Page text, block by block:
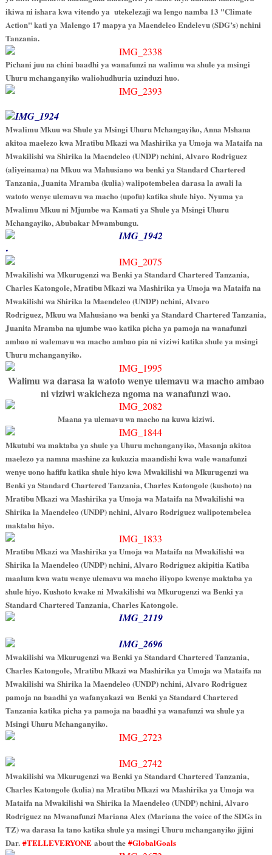
ikiwa ni ishara kwa vitendo ya utekelezaji wa lengo namba 13 "Climate
Action" kati ya Malengo 17 mapya ya Maendeleo Endelevu (SDG’s) nchini
Tanzania.
Pichani juu na chini baadhi ya wanafunzi na walimu wa shule ya msingi
Uhuru mchanganyiko waliohudhuria uzinduzi huo.
Mwalimu Mkuu wa Shule ya Msingi Uhuru Mchangayiko, Anna Mshana
akitoa maelezo kwa Mratibu Mkazi wa Mashirika ya Umoja wa Mataifa na
Mwakilishi wa Shirika la Maendeleo (UNDP) nchini, Alvaro Rodriguez
(aliyeinama) na Mkuu wa Mahusiano wa benki ya Standard Chartered
Tanzania, Juanita Mramba (kulia) walipotembelea darasa la awali la
watoto wenye ulemavu wa macho (upofu) katika shule hiyo. Nyuma ya
Mwalimu Mkuu ni Mjumbe wa Kamati ya Shule ya Msingi Uhuru
Mchangayiko, Abubakar Mwambungu.
.
Mwakilishi wa Mkurugenzi wa Benki ya Standard Chartered Tanzania,
Charles Katongole, Mratibu Mkazi wa Mashirika ya Umoja wa Mataifa na
Mwakilishi wa Shirika la Maendeleo (UNDP) nchini, Alvaro
Rodriguez, Mkuu wa Mahusiano wa benki ya Standard Chartered Tanzania,
Juanita Mramba na ujumbe wao katika picha ya pamoja na wanafunzi
ambao ni walemavu wa macho ambao pia ni viziwi katika shule ya msingi
Uhuru mchanganyiko.
Walimu wa darasa la watoto wenye ulemavu wa macho ambao
ni viziwi wakicheza ngoma na wanafunzi wao.
Maana ya ulemavu wa macho na kuwa kiziwi.
Mkutubi wa maktaba ya shule ya Uhuru mchanganyiko, Masanja akitoa
maelezo ya namna mashine za kukuzia maandishi kwa wale wanafunzi
wenye uono hafifu katika shule hiyo kwa Mwakilishi wa Mkurugenzi wa
Benki ya Standard Chartered Tanzania, Charles Katongole (kushoto) na
Mratibu Mkazi wa Mashirika ya Umoja wa Mataifa na Mwakilishi wa
Shirika la Maendeleo (UNDP) nchini, Alvaro Rodriguez walipotembelea
maktaba hiyo.
Mratibu Mkazi wa Mashirika ya Umoja wa Mataifa na Mwakilishi wa
Shirika la Maendeleo (UNDP) nchini, Alvaro Rodriguez akipitia Katiba
maalum kwa watu wenye ulemavu wa macho iliyopo kwenye maktaba ya
shule hiyo. Kushoto kwake ni Mwakilishi wa Mkurugenzi wa Benki ya
Standard Chartered Tanzania, Charles Katongole.
Mwakilishi wa Mkurugenzi wa Benki ya Standard Chartered Tanzania,
Charles Katongole, Mratibu Mkazi wa Mashirika ya Umoja wa Mataifa na
Mwakilishi wa Shirika la Maendeleo (UNDP) nchini, Alvaro Rodriguez
pamoja na baadhi ya wafanyakazi wa Benki ya Standard Chartered
Tanzania katika picha ya pamoja na baadhi ya wanafunzi wa shule ya
Msingi Uhuru Mchanganyiko.
Mwakilishi wa Mkurugenzi wa Benki ya Standard Chartered Tanzania,
Charles Katongole (kulia) na Mratibu Mkazi wa Mashirika ya Umoja wa
Mataifa na Mwakilishi wa Shirika la Maendeleo (UNDP) nchini, Alvaro
Rodriguez na Mwanafunzi Mariana Alex (Mariana the voice of the SDGs in
TZ) wa darasa la tano katika shule ya msingi Uhuru mchanganyiko jijini
Dar. #TELLEVERYONEabout the #GlobalGoals